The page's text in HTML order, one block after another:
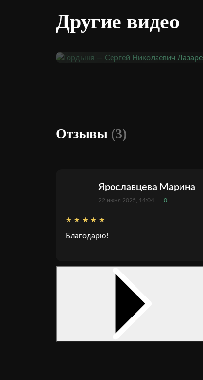
Другие видео
Отзывы (3)
Ярославцева Марина
22 июня 2025, 14:04 0
Благодарю!